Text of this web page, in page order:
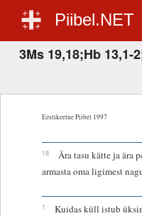
Piibel.NET
3Ms 19,18;Hb 13,1-
Eestikeelne Piibel 1997
18
Ära tasu kätte ja ära
armasta oma ligimest
1
Kuidas küll istub